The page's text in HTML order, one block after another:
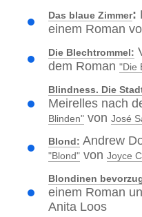
Das blaue Zimmer:
einem Roman
Die Blechtrommel:
dem Roman "Die
Blindness. Die
Meirelles nach
Blinden" von José
Blond: Andrew
"Blond" von Joyce
Blondinen
einem Roman
Anita Loos